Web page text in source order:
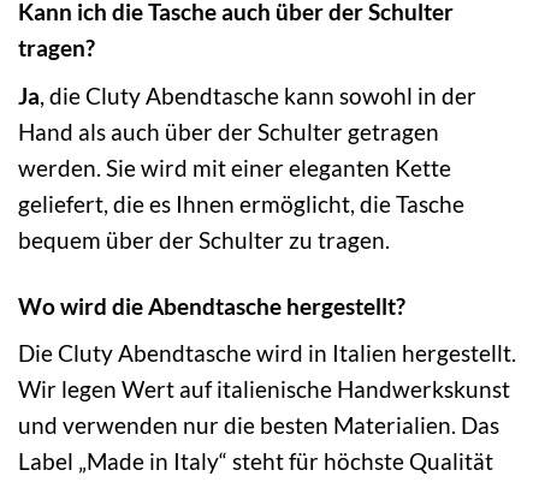
Kann ich die Tasche auch über der Schulter
tragen?
Ja, die Cluty Abendtasche kann sowohl in der
Hand als auch über der Schulter getragen
werden. Sie wird mit einer eleganten Kette
geliefert, die es Ihnen ermöglicht, die Tasche
bequem über der Schulter zu tragen.
Wo wird die Abendtasche hergestellt?
Die Cluty Abendtasche wird in Italien hergestellt.
Wir legen Wert auf italienische Handwerkskunst
und verwenden nur die besten Materialien. Das
Label „Made in Italy“ steht für höchste Qualität